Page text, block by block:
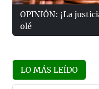
OPINIÓN: ¡La
olé
LO MÁS LEÍDO